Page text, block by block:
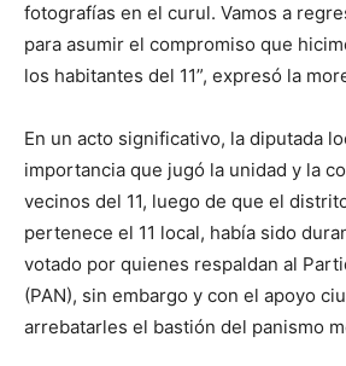
fotografías en el curul. Vamos a
para asumir el compromiso que
los habitantes del 11”, expresó la
En un acto significativo, la diputada
importancia que jugó la unidad y la
vecinos del 11, luego de que el
pertenece el 11 local, había sido
votado por quienes respaldan al
(PAN), sin embargo y con el apoyo
arrebatarles el bastión del panismo